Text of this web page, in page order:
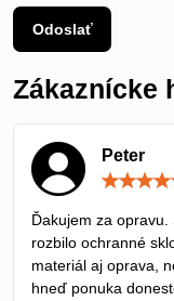
Odoslať
Zákaznícke
Peter
Ďakujem za
rozbilo ochranné
materiál aj oprava,
hneď ponuka